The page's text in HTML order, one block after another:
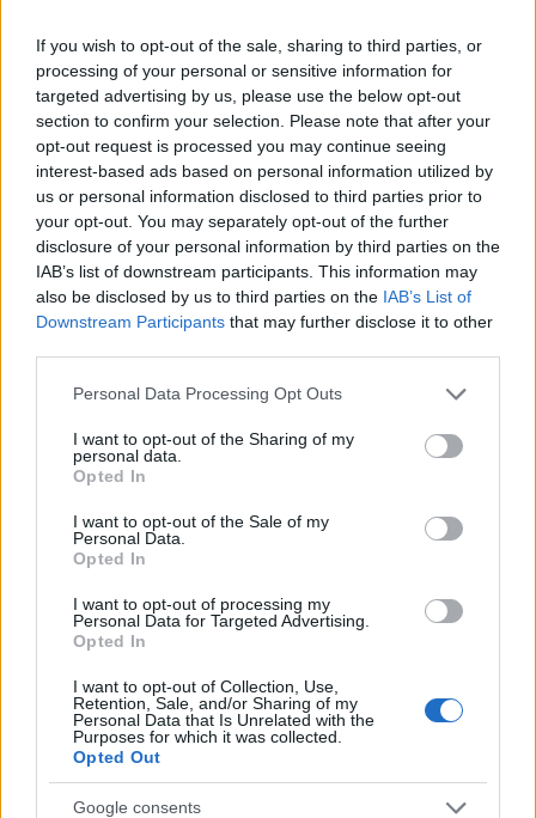
If you wish to opt-out of the sale, sharing to third parties, or
processing of your personal or sensitive information for
targeted advertising by us, please use the below opt-out
section to confirm your selection. Please note that after your
opt-out request is processed you may continue seeing
interest-based ads based on personal information utilized by
us or personal information disclosed to third parties prior to
your opt-out. You may separately opt-out of the further
disclosure of your personal information by third parties on the
IAB’s list of downstream participants. This information may
also be disclosed by us to third parties on the IAB’s List of
Downstream Participants that may further disclose it to other
Please note that this website/app uses one or more Google
not limited to your visit or usage behaviour. You may click to
grant or deny consent to Google and its third-party tags to
use your data for below specified purposes in below Google
consent section.
Personal Data Processing Opt Outs
I want to opt-out of the Sharing of my
personal data.
Opted In
I want to opt-out of the Sale of my
Personal Data.
Opted In
I want to opt-out of processing my
Personal Data for Targeted Advertising.
Opted In
I want to opt-out of Collection, Use,
Retention, Sale, and/or Sharing of my
Personal Data that Is Unrelated with the
Purposes for which it was collected.
Opted Out
Google consents
όλοι οι τηλεφωνικοί αριθμοί βουλευτών και
ευρωβουλευτών προκειμένου να ελεγχθεί η
πιθανότητα συμβατικής τους παρακολούθησής,
αλλά και η επίκληση του απορρήτου στην Επιτροπή
Θεσμών και διαφάνειας προκειμένου να μείνουν
όλα στο σκοτάδι, αποτελούν την απόλυτη απόδειξη
της ενοχής του κου Μητσοτάκη.
Σε κάθε περίπτωση η υπόθεση αυτή αποτελεί βαρύ
τραύμα στη λειτουργία του πολιτεύματος και
υπεύθυνος και ηθικός αυτουργός αυτής της
εκτροπής, είναι πλέον απερχόμενος
πρωθυπουργός.
Και αναρωτιέμαι πως θα μπορέσει το επόμενο
διάστημα να σταθεί σε μια Ευρώπη όπου δεν
υπάρχουν λίστες χρηματοδότησης ΜΜΕ, με
αποτέλεσμα δεκάδες έγκυρα Διεθνή Μέσα να έχουν
αντιδημοκρατική του συμπεριφορά. Ας μη ξεχνάμε
βέβαια ότι όλα αυτά συμβαίνουν ενώ ταυτόχρονα
η κοινωνία βιώνει μια πρωτοφανή καταιγίδα
ακρίβειας. Ο ενεργειακός πληθωρισμός είναι ο